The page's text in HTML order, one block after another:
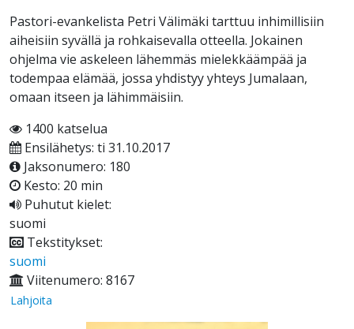
Pastori-evankelista Petri Välimäki tarttuu inhimillisiin
aiheisiin syvällä ja rohkaisevalla otteella. Jokainen
ohjelma vie askeleen lähemmäs mielekkäämpää ja
todempaa elämää, jossa yhdistyy yhteys Jumalaan,
omaan itseen ja lähimmäisiin.
1400 katselua
Ensilähetys: ti 31.10.2017
Jaksonumero: 180
Kesto: 20 min
Puhutut kielet:
suomi
Tekstitykset:
suomi
Viitenumero: 8167
Lahjoita